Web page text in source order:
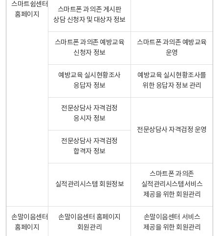
스마트쉼센터
홈페이지
스마트폰 과의존 게시판
상담 신청자 및 대상자 정보
스마트폰 과의존 예방교육
신청자 정보
스마트폰 과의존 예방교육
운영
예방교육 실시현황조사
응답자 정보
예방교육 실시현황조사를
위한 응답자 정보 관리
전문상담사 자격검정
응시자 정보
전문상담사 자격검정 운영
전문상담사 자격검정
합격자 정보
실적관리시스템 회원정보
스마트폰 과의존
실적관리시스템서비스
제공을 위한 회원관리
손말이음센터
홈페이지
손말이음센터 홈페이지
회원관리
손말이음센터 서비스
제공을 위한 회원관리